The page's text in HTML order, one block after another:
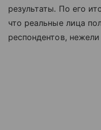
результаты. По его
что реальные лица
респондентов,